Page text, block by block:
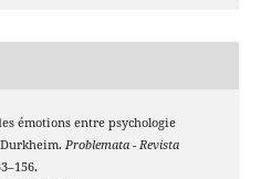
émotions entre psychologie
Problemata - Revista